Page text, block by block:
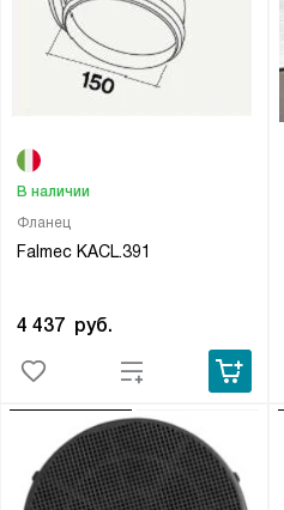
Фланец
Falmec KACL.391
В наличии
4 437 руб.